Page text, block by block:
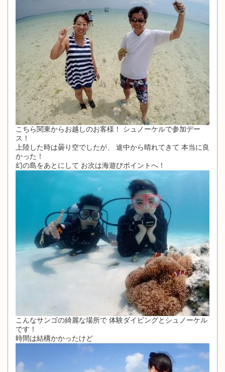
こちら関東からお越しのお客様！ シュノーケルで参加デー
ス！
上陸した時は曇り空でしたが、 途中から晴れてきて 本当に良
かった！
幻の島をあとにして お次は海遊びポイントへ！
こんなサンゴの綺麗な場所で 体験ダイビングとシュノーケル
です！
時間は結構かかったけど